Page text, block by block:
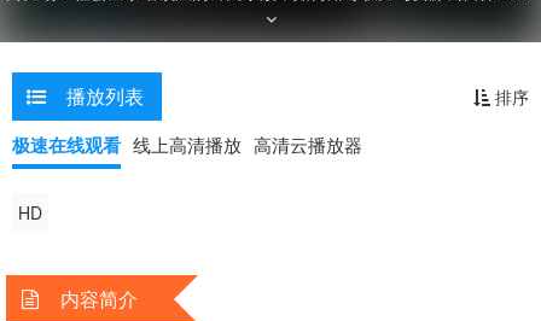
林凉水（黄子华 饰）为代表的律师们又如何在重重困难下伸张正义？
播放列表 排序
极速在线观看 线上高清播放 高清云播放器
HD
内容简介